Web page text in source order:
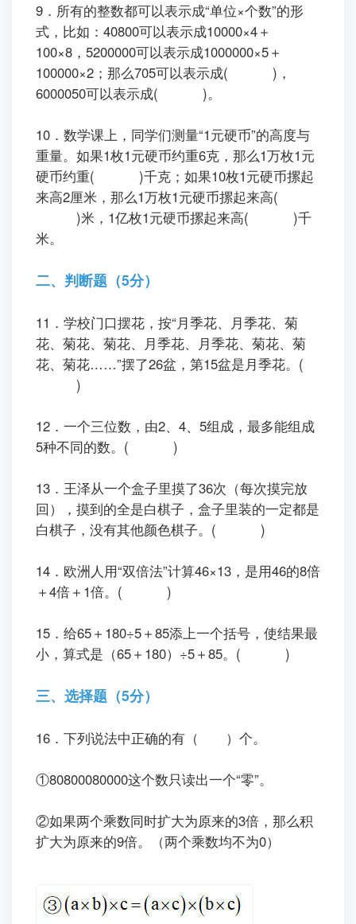
9．所有的整数都可以表示成“单位×个数”的形
式，比如：40800可以表示成10000×4＋
100×8，5200000可以表示成1000000×5＋
100000×2；那么705可以表示成( )，
6000050可以表示成( )。
10．数学课上，同学们测量“1元硬币”的高度与
重量。如果1枚1元硬币约重6克，那么1万枚1元
硬币约重( )千克；如果10枚1元硬币摞起
来高2厘米，那么1万枚1元硬币摞起来高(
)米，1亿枚1元硬币摞起来高( )千
米。
二、判断题（5分）
11．学校门口摆花，按“月季花、月季花、菊
花、菊花、菊花、月季花、月季花、菊花、菊
花、菊花……”摆了26盆，第15盆是月季花。(
)
12．一个三位数，由2、4、5组成，最多能组成
5种不同的数。( )
13．王泽从一个盒子里摸了36次（每次摸完放
回），摸到的全是白棋子，盒子里装的一定都是
白棋子，没有其他颜色棋子。( )
14．欧洲人用“双倍法”计算46×13，是用46的8倍
＋4倍＋1倍。( )
15．给65＋180÷5＋85添上一个括号，使结果最
小，算式是（65＋180）÷5＋85。( )
三、选择题（5分）
16．下列说法中正确的有（ ）个。
①80800080000这个数只读出一个“零”。
②如果两个乘数同时扩大为原来的3倍，那么积
扩大为原来的9倍。（两个乘数均不为0）